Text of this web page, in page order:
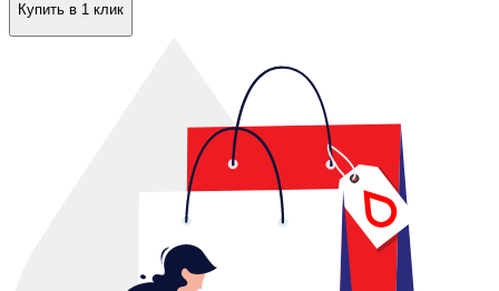
Купить в 1 клик